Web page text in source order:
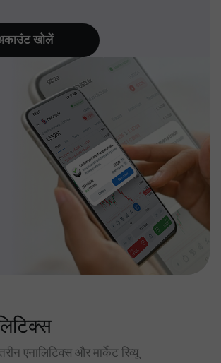
खोलें
एनालिटिक्स और मार्केट रिव्यू